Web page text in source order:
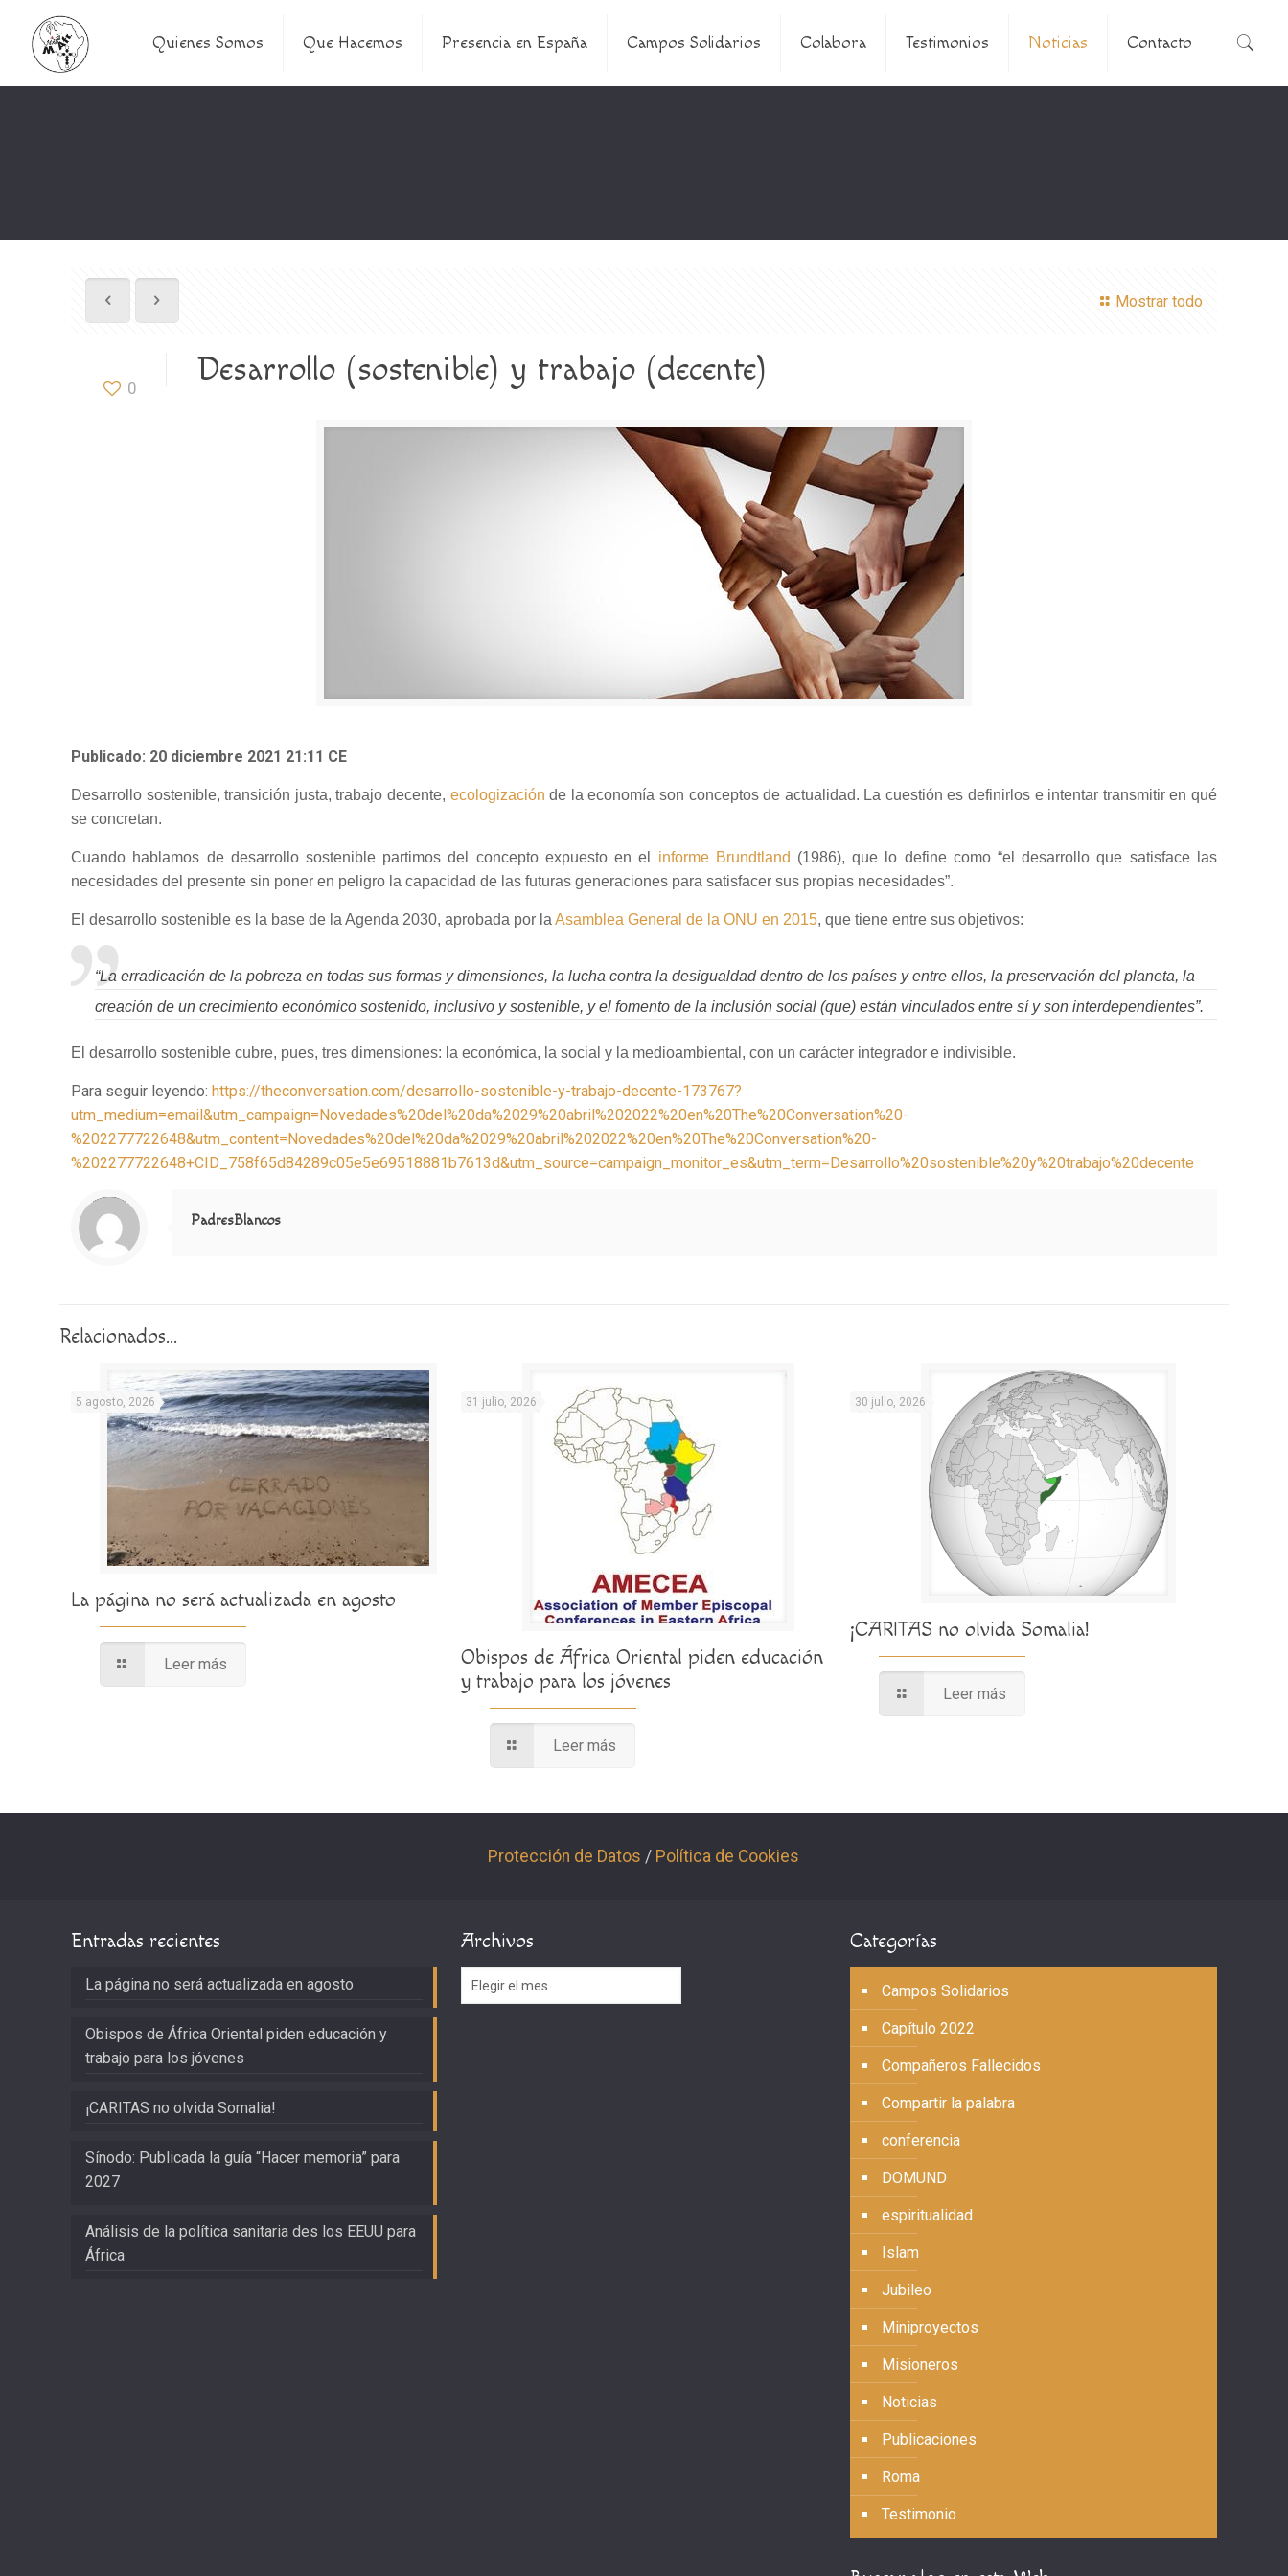
Quienes Somos Que Hacemos Presencia en España Campos Solidarios Colabora Testimonios Noticias Contacto
Mostrar todo
0 Desarrollo (sostenible) y trabajo (decente)
Publicado: 20 diciembre 2021 21:11 CE
Desarrollo sostenible, transición justa, trabajo decente, ecologización de la economía son conceptos de actualidad. La cuestión es definirlos e intentar transmitir en qué
se concretan.
Cuando hablamos de desarrollo sostenible partimos del concepto expuesto en el informe Brundtland (1986), que lo define como “el desarrollo que satisface las
necesidades del presente sin poner en peligro la capacidad de las futuras generaciones para satisfacer sus propias necesidades”.
El desarrollo sostenible es la base de la Agenda 2030, aprobada por laAsamblea General de la ONU en 2015, que tiene entre sus objetivos:
“La erradicación de la pobreza en todas sus formas y dimensiones, la lucha contra la desigualdad dentro de los países y entre ellos, la preservación del planeta, la
creación de un crecimiento económico sostenido, inclusivo y sostenible, y el fomento de la inclusión social (que) están vinculados entre sí y son interdependientes”.
El desarrollo sostenible cubre, pues, tres dimensiones: la económica, la social y la medioambiental, con un carácter integrador e indivisible.
Para seguir leyendo:https://theconversation.com/desarrollo-sostenible-y-trabajo-decente-173767?
utm_medium=email&utm_campaign=Novedades%20del%20da%2029%20abril%202022%20en%20The%20Conversation%20-
%202277722648&utm_content=Novedades%20del%20da%2029%20abril%202022%20en%20The%20Conversation%20-
%202277722648+CID_758f65d84289c05e5e69518881b7613d&utm_source=campaign_monitor_es&utm_term=Desarrollo%20sostenible%20y%20trabajo%20decente
Notice
: Trying to access array offset on value of type null in
/home/misioner/public_html/padresblancos/themes/betheme/includes/content-single.php
on line
286
PadresBlancos
Relacionados...
5 agosto, 2026
La página no será actualizada en agosto
Leer más
31 julio, 2026
Obispos de África Oriental piden educación
y trabajo para los jóvenes
Leer más
30 julio, 2026
¡CARITAS no olvida Somalia!
Leer más
Protección de Datos / Política de Cookies
Entradas recientes
La página no será actualizada en agosto
Obispos de África Oriental piden educación y
trabajo para los jóvenes
¡CARITAS no olvida Somalia!
Sínodo: Publicada la guía “Hacer memoria” para
2027
Análisis de la política sanitaria des los EEUU para
África
Archivos
Archivos
Categorías
Campos Solidarios
Capítulo 2022
Compañeros Fallecidos
Compartir la palabra
conferencia
DOMUND
espiritualidad
Islam
Jubileo
Miniproyectos
Misioneros
Noticias
Publicaciones
Roma
Testimonio